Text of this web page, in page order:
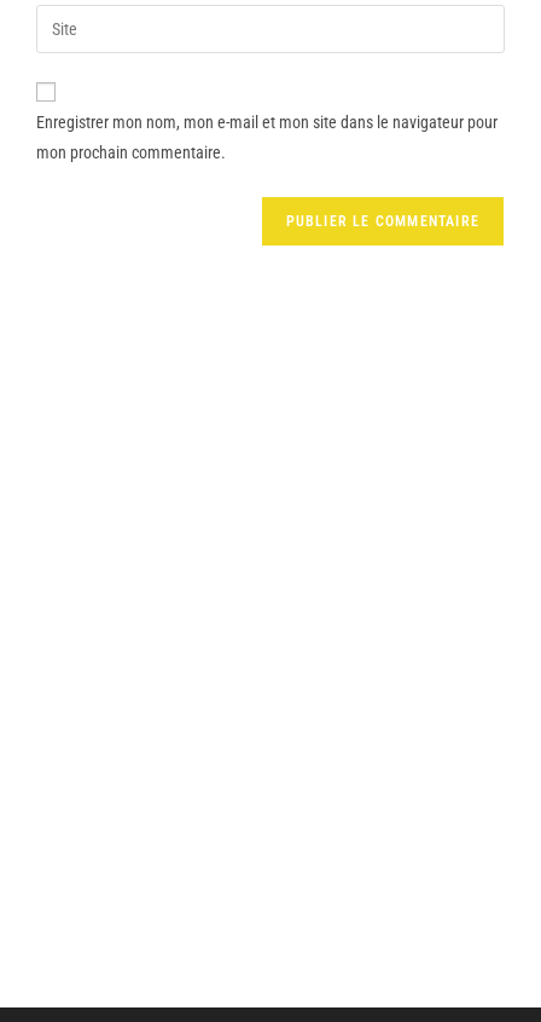
Enregistrer mon nom, mon e-mail et mon site dans le navigateur pour
mon prochain commentaire.